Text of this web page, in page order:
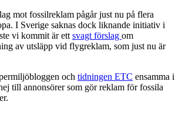
mot fossilreklam pågår just nu på flera
I Sverige saknas dock liknande initiativ i
vi kommit är ett svagt förslag om
av utsläpp vid flygreklam, som just nu är
och tidningen ETC ensamma i
till annonsörer som gör reklam för fossila